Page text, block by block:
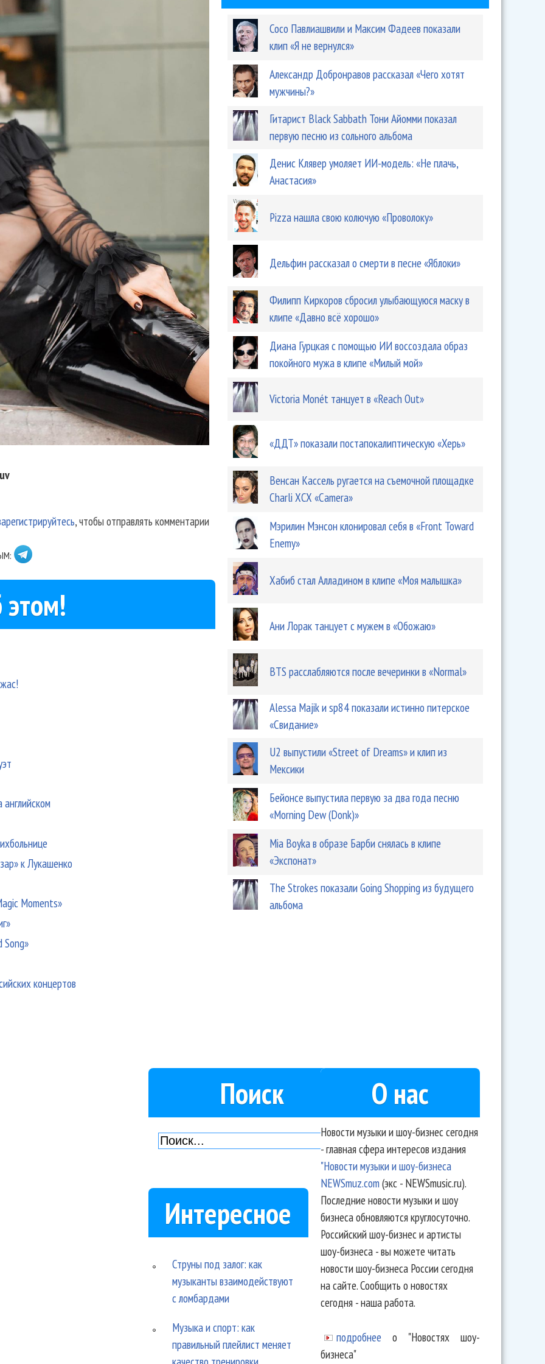
, чтобы отправлять комментарии
к Лукашенко
Moments»
Song»
концертов
Сосо Павлиашвили и Максим Фадеев показали
клип «Я не вернулся»
Александр Добронравов рассказал «Чего хотят
мужчины?»
Гитарист Black Sabbath Тони Айомми показал
первую песню из сольного альбома
Денис Клявер умоляет ИИ-модель: «Не плачь,
Анастасия»
Pizza нашла свою колючую «Проволоку»
Дельфин рассказал о смерти в песне «Яблоки»
Филипп Киркоров сбросил улыбающуюся маску в
клипе «Давно всё хорошо»
Диана Гурцкая с помощью ИИ воссоздала образ
покойного мужа в клипе «Милый мой»
Victoria Monét танцует в «Reach Out»
«ДДТ» показали постапокалиптическую «Херь»
Венсан Кассель ругается на съемочной площадке
Charli XCX «Camera»
Мэрилин Мэнсон клонировал себя в «Front Toward
Enemy»
Хабиб стал Алладином в клипе «Моя малышка»
Ани Лорак танцует с мужем в «Обожаю»
BTS расслабляются после вечеринки в «Normal»
Alessa Majik и sp84 показали истинно питерское
«Свидание»
U2 выпустили «Street of Dreams» и клип из
Мексики
Бейонсе выпустила первую за два года песню
«Morning Dew (Donk)»
Mia Boyka в образе Барби снялась в клипе
«Экспонат»
The Strokes показали Going Shopping из будущего
альбома
Поиск
Интересное
Струны под залог: как
музыканты взаимодействуют
с ломбардами
Музыка и спорт: как
правильный плейлист меняет
О нас
Новости музыки и шоу-бизнес сегодня
- главная сфера интересов издания
"Новости музыки и шоу-бизнеса
NEWSmuz.com(экс - NEWSmusic.ru).
Последние новости музыки и шоу
бизнеса обновляются круглосуточно.
Российский шоу-бизнес и артисты
шоу-бизнеса - вы можете читать
новости шоу-бизнеса России сегодня
на сайте. Сообщить о новостях
сегодня - наша работа.
подробнее о "Новостях шоу-
бизнеса"